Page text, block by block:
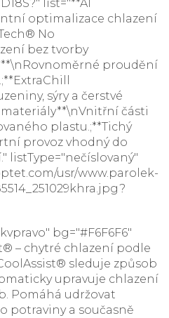
list="**AI
optimalizace chlazení
No
bez tvorby
proudění
sýry a čerstvé
materiály**\nVnitřní části
plastu.;**Tichý
provoz vhodný do
listType="nečíslovaný"
usr/www.parolek-
bg="#F6F6F6"
– chytré chlazení podle
sleduje způsob
upravuje chlazení
Pomáhá udržovat
potraviny a současně